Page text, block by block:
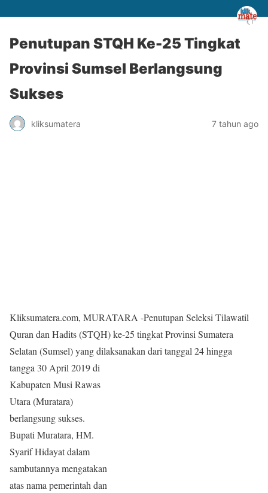
Penutupan STQH Ke-25 Tingkat
Provinsi Sumsel Berlangsung
Sukses
kliksumatera 7 tahun ago
Kliksumatera.com, MURATARA -Penutupan Seleksi Tilawatil
Quran dan Hadits (STQH) ke-25 tingkat Provinsi Sumatera
Selatan (Sumsel) yang dilaksanakan dari tanggal 24 hingga
tangga 30 April 2019 di
Kabupaten Musi Rawas
Utara (Muratara)
berlangsung sukses.
Bupati Muratara, HM.
Syarif Hidayat dalam
sambutannya mengatakan
atas nama pemerintah dan